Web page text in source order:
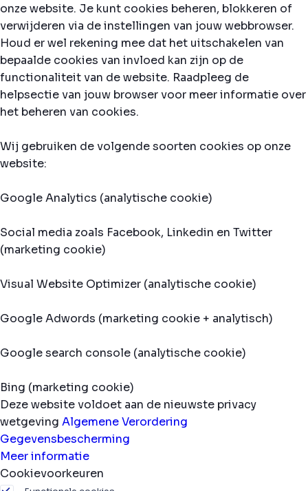
onze website. Je kunt cookies beheren, blokkeren of
verwijderen via de instellingen van jouw webbrowser.
Houd er wel rekening mee dat het uitschakelen van
bepaalde cookies van invloed kan zijn op de
functionaliteit van de website. Raadpleeg de
helpsectie van jouw browser voor meer informatie over
het beheren van cookies.
Wij gebruiken de volgende soorten cookies op onze
website:
Google Analytics (analytische cookie)
Social media zoals Facebook, Linkedin en Twitter
(marketing cookie)
Visual Website Optimizer (analytische cookie)
Google Adwords (marketing cookie + analytisch)
Google search console (analytische cookie)
Bing (marketing cookie)
Deze website voldoet aan de nieuwste privacy
wetgeving Algemene Verordering
Gegevensbescherming
Meer informatie
Cookievoorkeuren